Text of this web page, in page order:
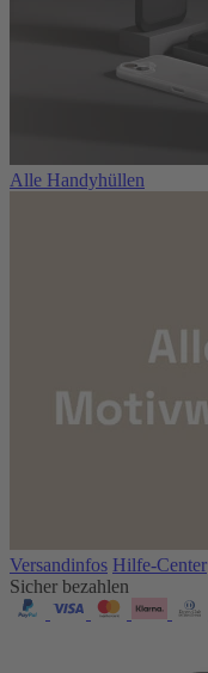
Alle Handyhüllen
Versandinfos Hilfe-Center
Sicher bezahlen